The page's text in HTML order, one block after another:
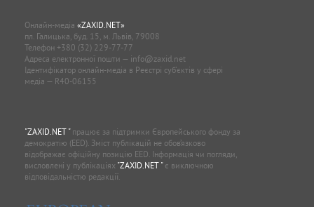
Онлайн-медіа «ZAXID.NET»
пл. Галицька, буд. 15, м. Львів, 79008
Телефон +380 (32) 229-77-77
Адреса електронної пошти — info@zaxid.net
Ідентифікатор онлайн-медіа в Реєстрі суб'єктів у сфері
медіа — R40-06155
"ZAXID.NET "працює за підтримки Європейського фонду за
демократію (EED). Зміст публікацій не обов’язково
відображає офіційну позицію EED. Інформація чи погляди,
висловлені у публікаціях "ZAXID.NET "є виключною
відповідальністю редакції.